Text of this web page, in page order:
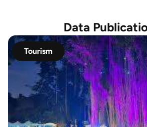
Data
Tourism